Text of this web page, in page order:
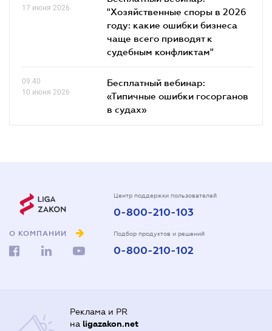
17 июня 2026
"Хозяйственные споры в 2026
году: какие ошибки бизнеса
чаще всего приводят к
судебным конфликтам"
09.40
10 июня 2026
Бесплатный вебинар:
«Типичные ошибки госорганов
в судах»
О КОМПАНИИ
Центр поддержки пользователей
0-800-210-103
Подбор продуктов и решений
0-800-210-102
Реклама и PR
на ligazakon.net